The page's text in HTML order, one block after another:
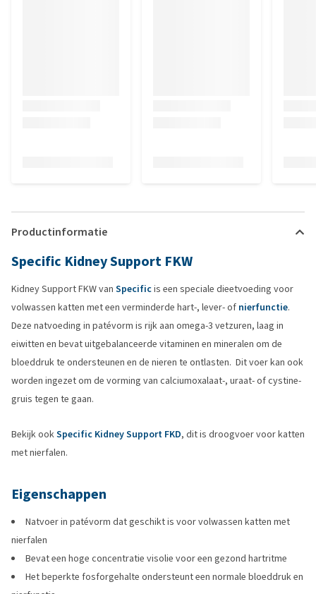
Productinformatie
Specific Kidney Support FKW
Kidney Support FKW van Specificis een speciale dieetvoeding voor
volwassen katten met een verminderde hart-, lever- of nierfunctie.
Deze natvoeding in patévorm is rijk aan omega-3 vetzuren, laag in
eiwitten en bevat uitgebalanceerde vitaminen en mineralen om de
bloeddruk te ondersteunen en de nieren te ontlasten. Dit voer kan ook
worden ingezet om de vorming van calciumoxalaat-, uraat- of cystine-
gruis tegen te gaan.
Bekijk ookSpecific Kidney Support FKD, dit is droogvoer voor katten
met nierfalen.
Eigenschappen
Natvoer in patévorm dat geschikt is voor volwassen katten met
nierfalen
Bevat een hoge concentratie visolie voor een gezond hartritme
Het beperkte fosforgehalte ondersteunt een normale bloeddruk en